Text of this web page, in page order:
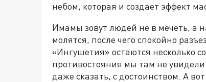
небом, которая и создает эффект
Имамы зовут людей не в мечеть, а
молятся, после чего спокойно
«Ингушетия» остаются несколько
противостояния мы там не
даже сказать, с достоинством. А